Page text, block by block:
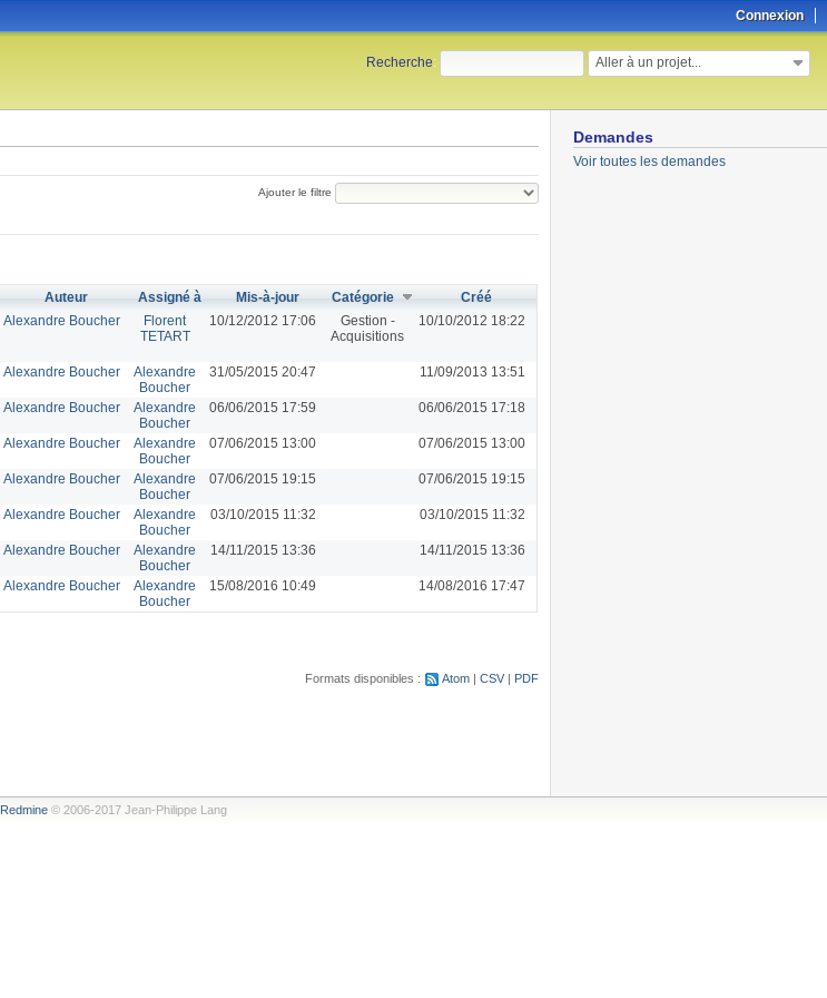
Connexion
Recherche: Aller à un projet...
Demandes
Voir toutes les demandes
Ajouter le filtre
Auteur Assigné à Mis-à-jour Catégorie
Créé
Alexandre Boucher
Florent
TETART
10/12/2012 17:06
Gestion -
Acquisitions
10/10/2012 18:22
Alexandre Boucher
Alexandre
Boucher
31/05/2015 20:47 11/09/2013 13:51
Alexandre Boucher
Alexandre
Boucher
06/06/2015 17:59 06/06/2015 17:18
Alexandre Boucher
Alexandre
Boucher
07/06/2015 13:00 07/06/2015 13:00
Alexandre Boucher
Alexandre
Boucher
07/06/2015 19:15 07/06/2015 19:15
Alexandre Boucher
Alexandre
Boucher
03/10/2015 11:32 03/10/2015 11:32
Alexandre Boucher
Alexandre
Boucher
14/11/2015 13:36 14/11/2015 13:36
Alexandre Boucher
Alexandre
Boucher
15/08/2016 10:49 14/08/2016 17:47
Formats disponibles : Atom CSV PDF
Redmine© 2006-2017 Jean-Philippe Lang